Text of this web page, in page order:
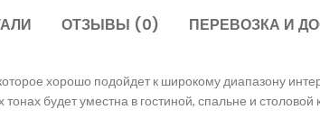
ОТЗЫВЫ (0) ПЕРЕВОЗКА И
хорошо подойдет к широкому диапазону
будет уместна в гостиной, спальне и столовой